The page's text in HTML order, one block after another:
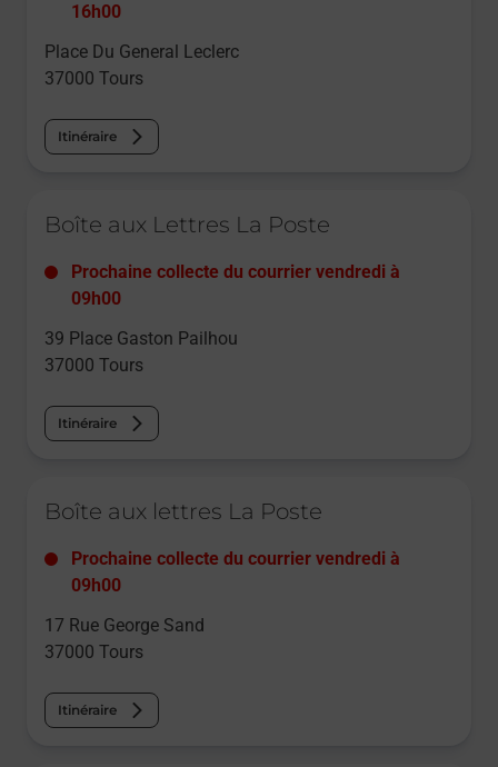
16h00
Place Du General Leclerc
37000 Tours
Itinéraire
Boîte aux Lettres La Poste
Prochaine collecte du courrier vendredi à
09h00
39 Place Gaston Pailhou
37000 Tours
Itinéraire
Boîte aux lettres La Poste
Prochaine collecte du courrier vendredi à
09h00
17 Rue George Sand
37000 Tours
Itinéraire